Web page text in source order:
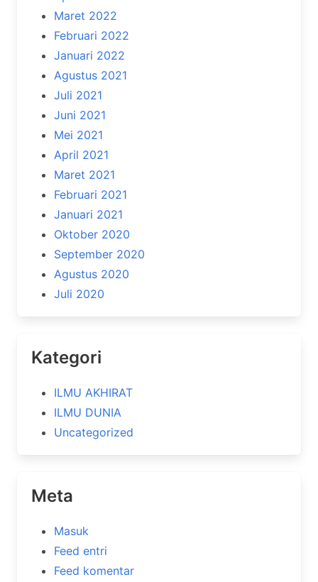
Maret 2022
Februari 2022
Januari 2022
Agustus 2021
Juli 2021
Juni 2021
Mei 2021
April 2021
Maret 2021
Februari 2021
Januari 2021
Oktober 2020
September 2020
Agustus 2020
Juli 2020
Kategori
ILMU AKHIRAT
ILMU DUNIA
Uncategorized
Meta
Masuk
Feed entri
Feed komentar